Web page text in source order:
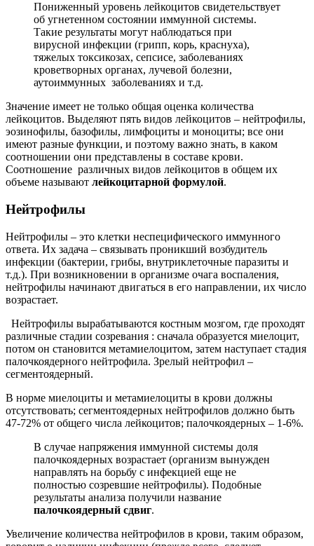
Пониженный уровень лейкоцитов свидетельствует
об угнетенном состоянии иммунной системы.
Такие результаты могут наблюдаться при
вирусной инфекции (грипп, корь, краснуха),
тяжелых токсикозах, сепсисе, заболеваниях
кроветворных органах, лучевой болезни,
аутоиммунных заболеваниях и т.д.
Значение имеет не только общая оценка количества
лейкоцитов. Выделяют пять видов лейкоцитов – нейтрофилы,
эозинофилы, базофилы, лимфоциты и моноциты; все они
имеют разные функции, и поэтому важно знать, в каком
соотношении они представлены в составе крови.
Соотношение различных видов лейкоцитов в общем их
объеме называют лейкоцитарной формулой.
Нейтрофилы
Нейтрофилы – это клетки неспецифического иммунного
ответа. Их задача – связывать проникший возбудитель
инфекции (бактерии, грибы, внутриклеточные паразиты и
т.д.). При возникновении в организме очага воспаления,
нейтрофилы начинают двигаться в его направлении, их число
возрастает.
Нейтрофилы вырабатываются костным мозгом, где проходят
различные стадии созревания : сначала образуется миелоцит,
потом он становится метамиелоцитом, затем наступает стадия
палочкоядерного нейтрофила. Зрелый нейтрофил –
сегментоядерный.
В норме миелоциты и метамиелоциты в крови должны
отсутствовать; сегментоядерных нейтрофилов должно быть
47-72% от общего числа лейкоцитов; палочкоядерных – 1-6%.
В случае напряжения иммунной системы доля
палочкоядерных возрастает (организм вынужден
направлять на борьбу с инфекцией еще не
полностью созревшие нейтрофилы). Подобные
результаты анализа получили название
палочкоядерный сдвиг.
Увеличение количества нейтрофилов в крови, таким образом,